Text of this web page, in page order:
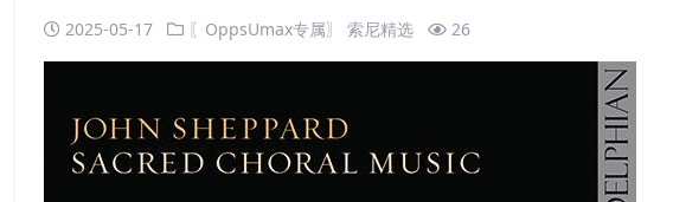
2025-05-17 〖OppsUmax专属〗 索尼精选 26